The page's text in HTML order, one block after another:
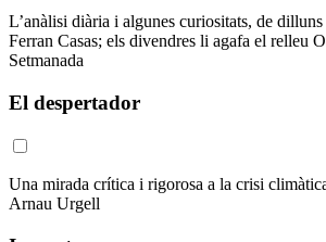
L’anàlisi diària i algunes curiositats, de
Ferran Casas; els divendres li agafa el relleu
Setmanada
El despertador
Una mirada crítica i rigorosa a la crisi
Arnau Urgell